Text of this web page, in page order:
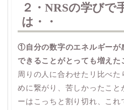
２・NRSの学びで
は・・
①自分の数字のエネルギーが
できることがとっても増えた
周りの人に合わせたリ比べ
めに繋がり、苦しかったこと
ーはこっちと割り切れ、これ